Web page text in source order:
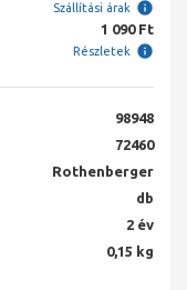
Szállítási árak
1 090 Ft
Részletek
98948
72460
Rothenberger
db
2 év
0,15 kg